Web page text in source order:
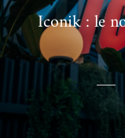
Iconik : le